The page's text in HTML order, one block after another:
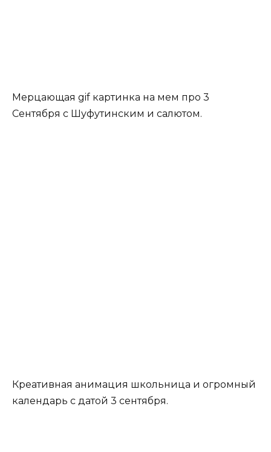
Мерцающая gif картинка на мем про 3
Сентября с Шуфутинским и салютом.
Креативная анимация школьница и огромный
календарь с датой 3 сентября.